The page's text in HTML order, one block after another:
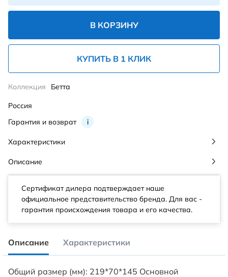
В КОРЗИНУ
КУПИТЬ В 1 КЛИК
Гарантия и возврат i
Коллекция Бетта
Россия
Характеристики
Описание
Сертификат дилера подтверждает наше
официальное представительство бренда. Для вас -
гарантия происхождения товара и его качества.
Описание Характеристики
Общий размер (мм): 219*70*145 Основной